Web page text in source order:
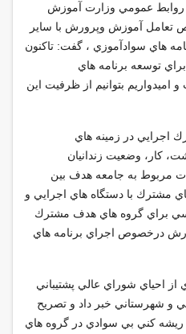
روابط عمومي وزارت آموزش
تعامل آموزش وپرورش با ساير
هاي سوادآموزي ، گفت: تاكنون
براي توسعه برنامه هاي
بتوانيم از ظرفيت اين
اجرايي در زمينه هاي
كار، وضعيت زندانيان
مربوط به جامعه هدف بين
مشترك با دستگاه هاي اجرايي و
براي گروه هاي هدف مشترك
درخصوص اجراي برنامه هاي
احياي شوراي عالي پشتيباني
و شهرستاني خبر داد و تصريح
ريشه كني بي سوادي در گروه هاي